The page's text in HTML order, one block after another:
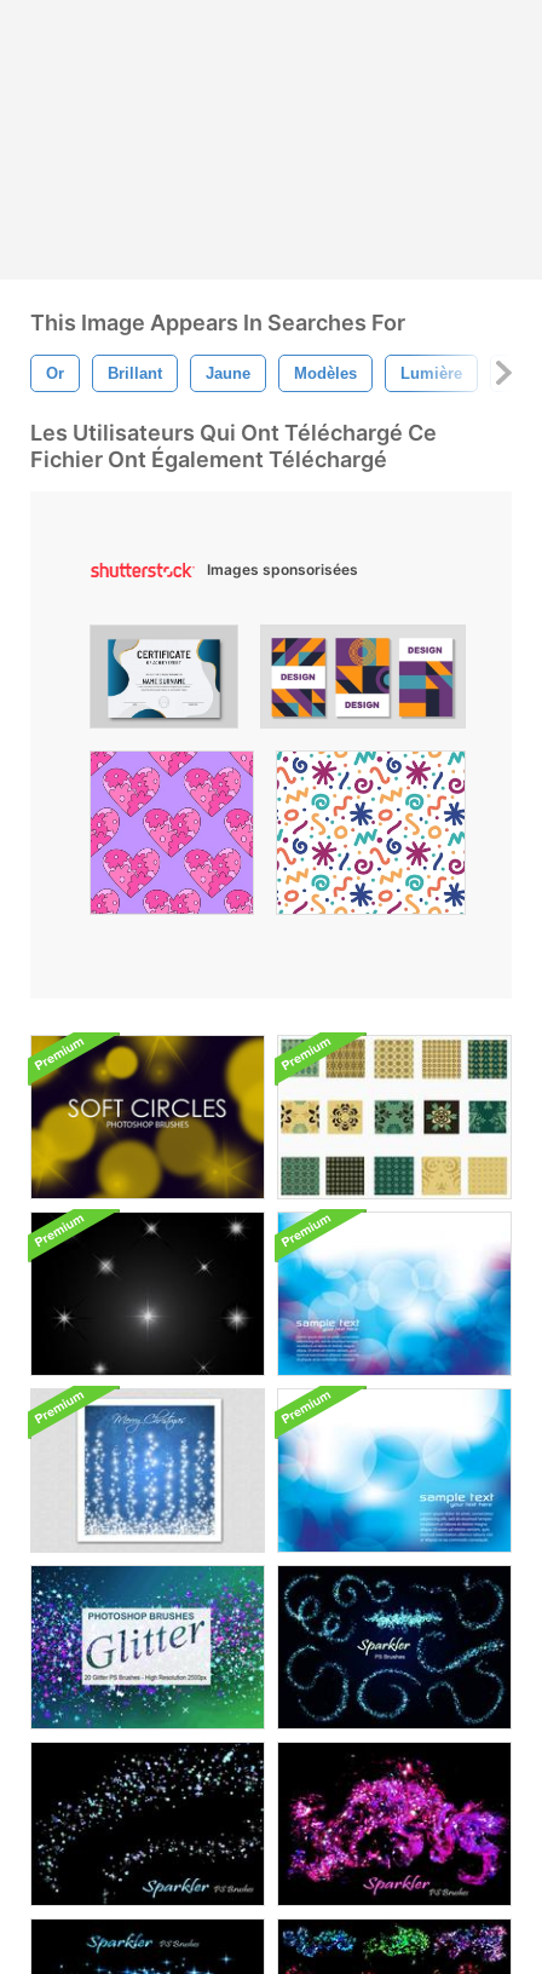
This Image Appears In Searches For
Or Brillant Jaune Modèles Lumière
Les Utilisateurs Qui Ont Téléchargé Ce
Fichier Ont Également Téléchargé
Images sponsorisées